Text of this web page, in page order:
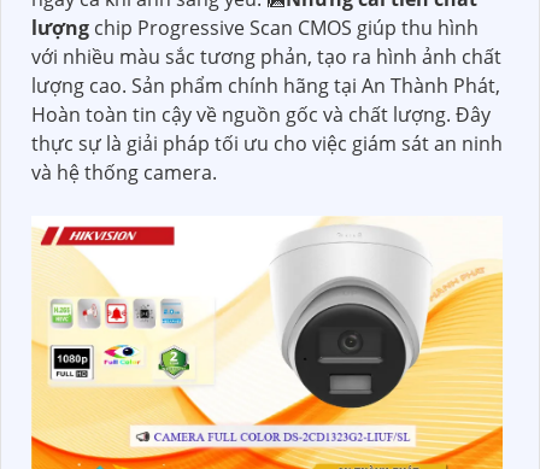
lượng chip Progressive Scan CMOS giúp thu hình
với nhiều màu sắc tương phản, tạo ra hình ảnh chất
lượng cao. Sản phẩm chính hãng tại An Thành Phát,
Hoàn toàn tin cậy về nguồn gốc và chất lượng. Đây
thực sự là giải pháp tối ưu cho việc giám sát an ninh
và hệ thống camera.